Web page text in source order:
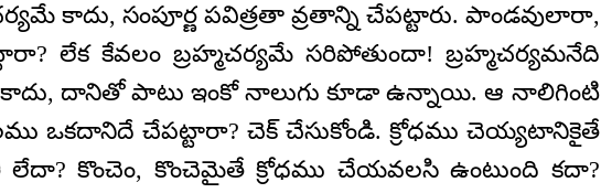
కాదు, సంపూర్ణ పవిత్రతా వ్రతాన్ని చేపట్టారు. పాండవులారా,
లేక కేవలం బ్రహ్మచర్యమే సరిపోతుందా! బ్రహ్మచర్యమనేది
కాదు, దానితో పాటు ఇంకో నాలుగు కూడా ఉన్నాయి. ఆ నాలిగింటి
ఒకదానిదే చేపట్టారా? చెక్ చేసుకోండి. క్రోధము చెయ్యటానికైతే
కొంచెం, కొంచెమైతే క్రోధము చేయవలసి ఉంటుంది కదా?